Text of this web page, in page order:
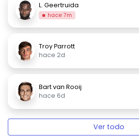
L. Geertruida
hace 7m
Troy Parrott
hace 2d
Bart van Rooij
hace 6d
Ver todo